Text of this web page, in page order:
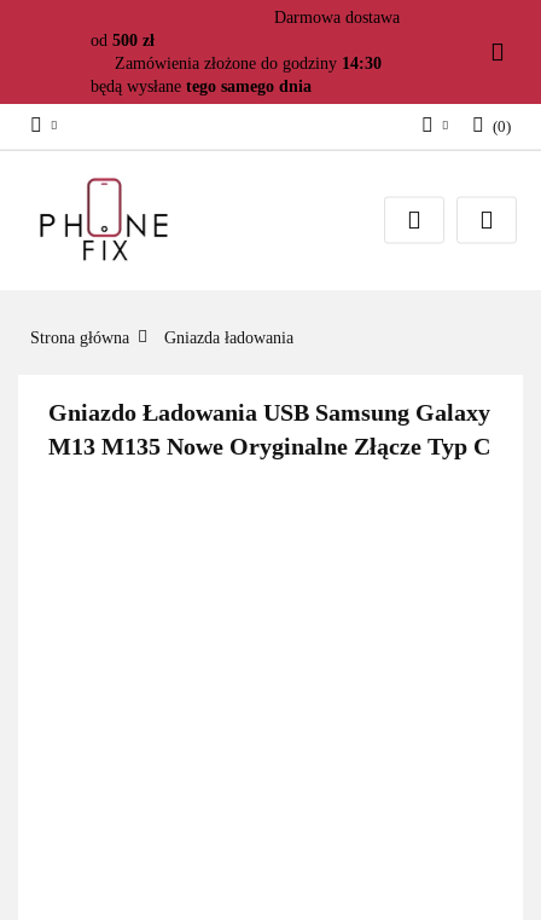
Darmowa dostawa
od 500 zł
Zamówienia złożone do godziny 14:30
będą wysłane tego samego dnia
Załóż konto
(0)
Strona główna Gniazda ładowania
Gniazdo Ładowania USB Samsung Galaxy
M13 M135 Nowe Oryginalne Złącze Typ C